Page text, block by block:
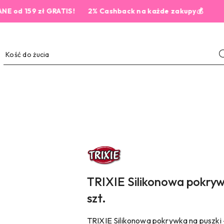
159 zł GRATIS! 2% Cashback na każde zakupy💰
NAZWA
PRODUCENTA:
TRIXIE
TRIXIE Silikonowa
szt.
TRIXIE Silikonowa pokrywka na